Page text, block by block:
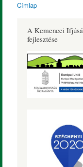
Kemence
Község
Honlapja
Címlap
A Kemencei
fejlesztése